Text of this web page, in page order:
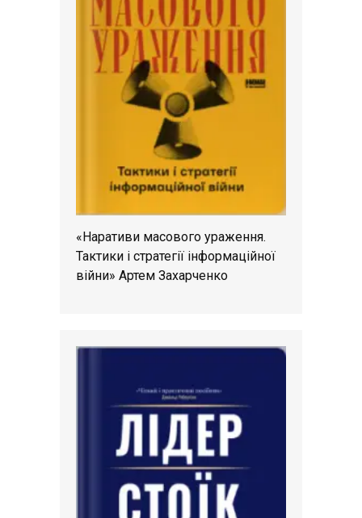
«Наративи масового ураження.
Тактики і стратегії інформаційної
війни» Артем Захарченко